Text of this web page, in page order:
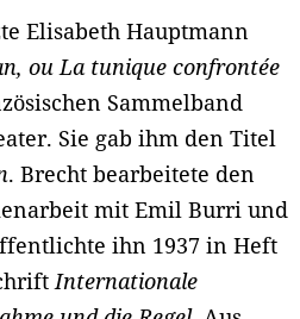
Elisabeth Hauptmann
ou La tunique confrontée
Sammelband
Sie gab ihm den Titel
. Brecht bearbeitete den
mit Emil Burri und
ihn 1937 in Heft
Internationale